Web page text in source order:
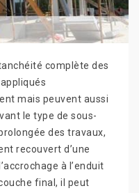
complète des
mais peuvent aussi
le type de sous-
des travaux,
recouvert d’une
à l’enduit
final, il peut